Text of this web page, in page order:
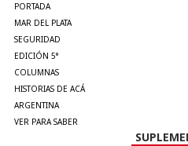
PORTADA
MAR DEL PLATA
SEGURIDAD
EDICIÓN 5°
COLUMNAS
HISTORIAS DE ACÁ
ARGENTINA
VER PARA SABER